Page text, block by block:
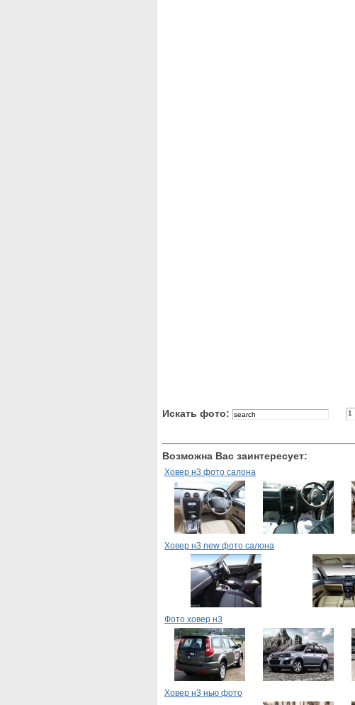
Искать фото:
Возможна Вас заинтересует:
Ховер н3 фото салона
Ховер н3 new фото салона
Фото ховер н3
Ховер н3 нью фото